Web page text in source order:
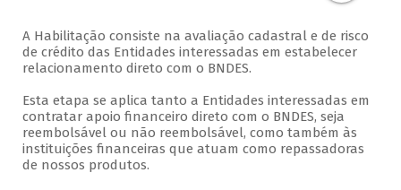
A Habilitação consiste na avaliação cadastral e de risco
de crédito das Entidades interessadas em estabelecer
relacionamento direto com o BNDES.
Esta etapa se aplica tanto a Entidades interessadas em
contratar apoio financeiro direto com o BNDES, seja
reembolsável ou não reembolsável, como também às
instituições financeiras que atuam como repassadoras
de nossos produtos.